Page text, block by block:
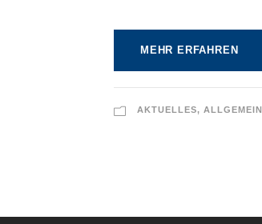
MEHR ERFAHREN
AKTUELLES, ALLGEMEIN